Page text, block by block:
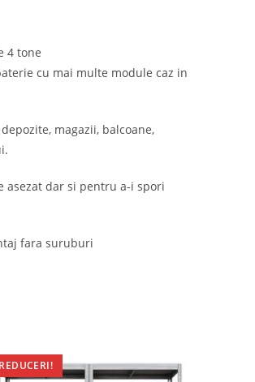
4 tone
cu mai multe module caz in
magazii, balcoane,
asezat dar si pentru a-i spori
fara suruburi
REDUCERI!